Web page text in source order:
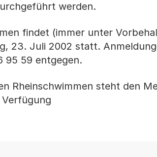
werden.
findet (immer unter
23. Juli 2002 statt.
95 59 entgegen.
Rheinschwimmen steht den